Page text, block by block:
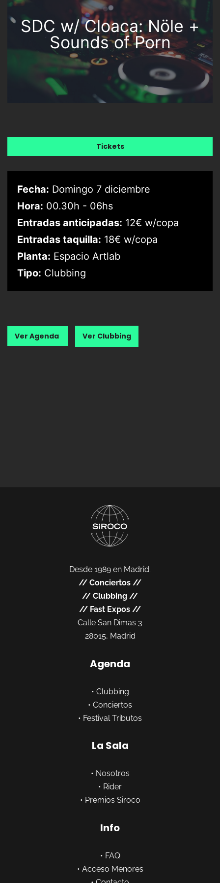
SDC w/ Cloaca: Nöle +
Sounds of Porn
Tickets
Fecha: Domingo 7 diciembre
Hora: 00.30h - 06hs
Entradas anticipadas: 12€ w/copa
Entradas taquilla: 18€ w/copa
Planta: Espacio Artlab
Tipo: Clubbing
Ver Agenda Ver Clubbing
Desde 1989 en Madrid.
// Conciertos //
// Clubbing //
// Fast Expos //
Calle San Dimas 3
28015, Madrid
Agenda
• Clubbing
• Conciertos
• Festival Tributos
La Sala
• Nosotros
• Rider
• Premios Siroco
Info
• FAQ
• Acceso Menores